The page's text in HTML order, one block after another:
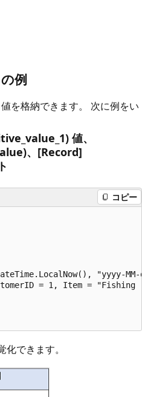
例
を格納できます。 次に例をい
値、
、[Record]
コピー
"yyyy-
= 1, Item = "Fishing
できます。